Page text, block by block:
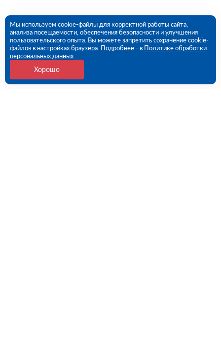
Мы используем cookie-файлы для корректной работы сайта,
анализа посещаемости, обеспечения безопасности и улучшения
пользовательского опыта. Вы можете запретить сохранение cookie-
файлов в настройках браузера. Подробнее - в Политике обработки
персональных данных
Хорошо